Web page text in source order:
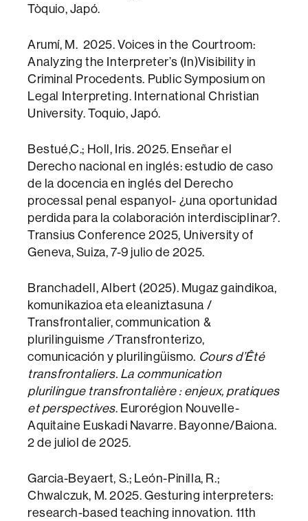
Tòquio, Japó.
Arumí, M. 2025. Voices in the Courtroom:
Analyzing the Interpreter’s (In)Visibility in
Criminal Procedents. Public Symposium on
Legal Interpreting. International Christian
University. Toquio, Japó.
Bestué,C.; Holl, Iris. 2025. Enseñar el
Derecho nacional en inglés: estudio de caso
de la docencia en inglés del Derecho
processal penal espanyol- ¿una oportunidad
perdida para la colaboración interdisciplinar?.
Transius Conference 2025, University of
Geneva, Suiza, 7-9 julio de 2025.
Branchadell, Albert (2025). Mugaz gaindikoa,
komunikazioa eta eleaniztasuna /
Transfrontalier, communication &
plurilinguisme /Transfronterizo,
comunicación y plurilingüismo. Cours d’Êté
transfrontaliers. La communication
plurilingue transfrontalière : enjeux, pratiques
et perspectives. Eurorégion Nouvelle-
Aquitaine Euskadi Navarre. Bayonne/Baiona.
2 de juliol de 2025.
Garcia-Beyaert, S.; León-Pinilla, R.;
Chwalczuk, M. 2025. Gesturing interpreters:
research-based teaching innovation. 11th